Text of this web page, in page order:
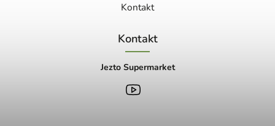
Kontakt
Kontakt
Jezto Supermarket